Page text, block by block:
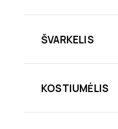
ŠVARKELIS
KOSTIUMĖLIS